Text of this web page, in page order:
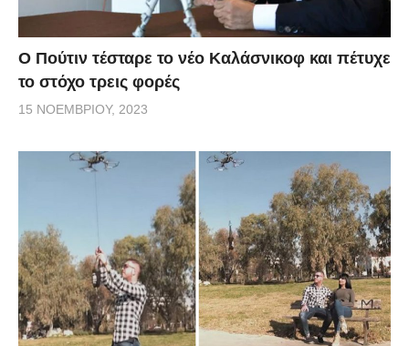
Ο Πούτιν τέσταρε το νέο Καλάσνικοφ και πέτυχε
το στόχο τρεις φορές
15 ΝΟΕΜΒΡΊΟΥ, 2023